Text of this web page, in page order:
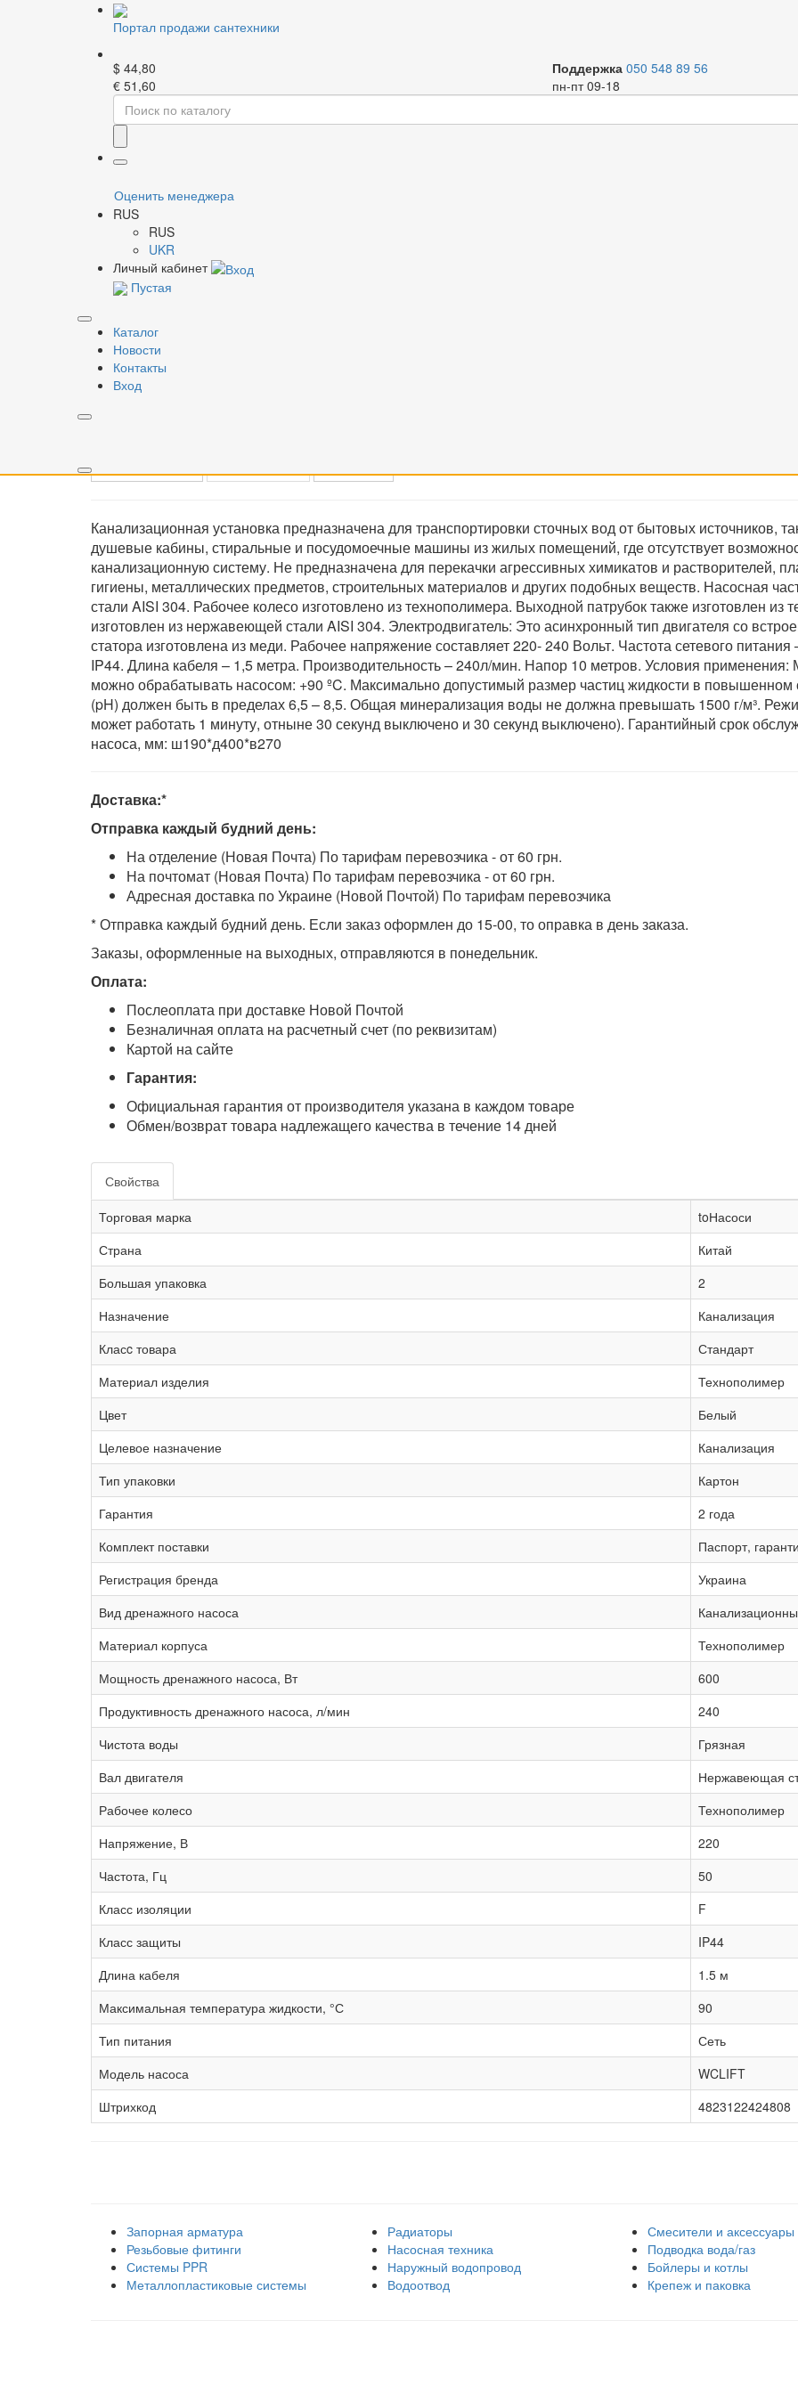
Портал продажи сантехники
$ 44,80
€ 51,60
Поддержка 050 548 89 56
пн-пт 09-18
Оценить менеджера
RUS
RUS
UKR
Личный кабинет
Пустая
Каталог
Новости
Контакты
Вход
Главная Насосная техника Насосы для дренажа и канализации Фекальные
Открыть изображение
Канализационная установка предназначена для транспортировки сточных вод от бытовых источников,
душевые кабины, стиральные и посудомоечные машины из жилых помещений, где отсутствует
канализационную систему. Не предназначена для перекачки агрессивных химикатов и растворителей,
гигиены, металлических предметов, строительных материалов и других подобных веществ. Насосная
стали AISI 304. Рабочее колесо изготовлено из технополимера. Выходной патрубок также изготовлен
изготовлен из нержавеющей стали AISI 304. Электродвигатель: Это асинхронный тип двигателя со
статора изготовлена из меди. Рабочее напряжение составляет 220- 240 Вольт. Частота сетевого
IP44. Длина кабеля – 1,5 метра. Производительность – 240л/мин. Напор 10 метров. Условия
можно обрабатывать насосом: +90 ºC. Максимально допустимый размер частиц жидкости в повышенном
(pH) должен быть в пределах 6,5 – 8,5. Общая минерализация воды не должна превышать 1500 г/м³.
может работать 1 минуту, отныне 30 секунд выключено и 30 секунд выключено). Гарантийный срок
насоса, мм: ш190*д400*в270
Доставка:*
Отправка каждый будний день:
На отделение (Новая Почта) По тарифам перевозчика - от 60 грн.
На почтомат (Новая Почта) По тарифам перевозчика - от 60 грн.
Адресная доставка по Украине (Новой Почтой) По тарифам перевозчика
* Отправка каждый будний день. Если заказ оформлен до 15-00, то оправка в день заказа.
Заказы, оформленные на выходных, отправляются в понедельник.
Оплата:
Послеоплата при доставке Новой Почтой
Безналичная оплата на расчетный счет (по реквизитам)
Картой на сайте
Гарантия:
Официальная гарантия от производителя указана в каждом товаре
Обмен/возврат товара надлежащего качества в течение 14 дней
Свойства
Торговая марка
toНасоси
Страна
Китай
Большая упаковка
2
Назначение
Канализация
Класc товара
Стандарт
Материал изделия
Технополимер
Цвет
Белый
Целевое назначение
Канализация
Тип упаковки
Картон
Гарантия
2 года
Комплект поставки
Паспорт,
Регистрация бренда
Украина
Вид дренажного насоса
Материал корпуса
Технополимер
Мощность дренажного насоса, Вт
600
Продуктивность дренажного насоса, л/мин
240
Чистота воды
Грязная
Вал двигателя
Нержавеющая
Рабочее колесо
Технополимер
Напряжение, В
220
Частота, Гц
50
Класс изоляции
F
Класс защиты
IP44
Длина кабеля
1.5 м
Максимальная температура жидкости, °С
90
Тип питания
Сеть
Модель насоса
WCLIFT
Штрихкод
4823122424808
Запорная арматура
Резьбовые фитинги
Системы PPR
Металлопластиковые системы
Радиаторы
Насосная техника
Наружный водопровод
Водоотвод
Смесители и аксессуары
Подводка вода/газ
Бойлеры и котлы
Крепеж и паковка